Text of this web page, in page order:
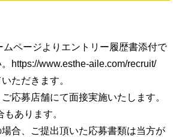
ムページよりエントリー履歴書添付で
https://www.esthe-aile.com/recruit/
ただきます。
応募店舗にて面接実施いたします。
あります。
合、ご提出頂いた応募書類は当方が